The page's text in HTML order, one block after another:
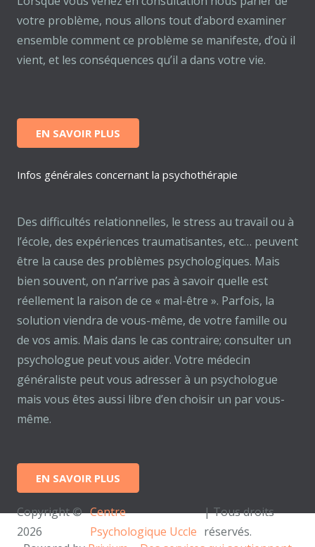
votre problème, nous allons tout d’abord examiner
ensemble comment ce problème se manifeste, d’où il
vient, et les conséquences qu’il a dans votre vie.
EN SAVOIR PLUS
Infos générales concernant la psychothérapie
Des difficultés relationnelles, le stress au travail ou à
l’école, des expériences traumatisantes, etc… peuvent
être la cause des problèmes psychologiques. Mais
bien souvent, on n’arrive pas à savoir quelle est
réellement la raison de ce « mal-être ». Parfois, la
solution viendra de vous-même, de votre famille ou
de vos amis. Mais dans le cas contraire; consulter un
psychologue peut vous aider. Votre médecin
généraliste peut vous adresser à un psychologue
mais vous êtes aussi libre d’en choisir un par vous-
même.
EN SAVOIR PLUS
Copyright ©
2026
Centre
Psychologique Uccle
| Tous droits
réservés.